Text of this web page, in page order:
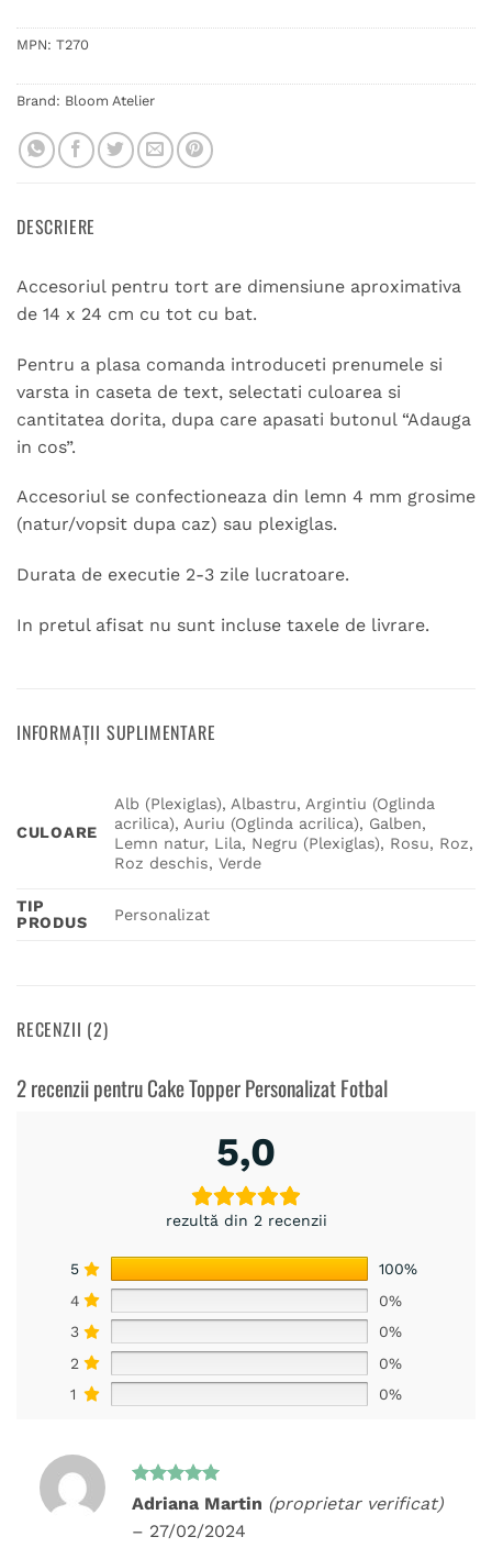
MPN: T270
Brand: Bloom Atelier
DESCRIERE
Accesoriul pentru tort are dimensiune aproximativa
de 14 x 24 cm cu tot cu bat.
Pentru a plasa comanda introduceti prenumele si
varsta in caseta de text, selectati culoarea si
cantitatea dorita, dupa care apasati butonul “Adauga
in cos”.
Accesoriul se confectioneaza din lemn 4 mm grosime
(natur/vopsit dupa caz) sau plexiglas.
Durata de executie 2-3 zile lucratoare.
In pretul afisat nu sunt incluse taxele de livrare.
INFORMAȚII SUPLIMENTARE
CULOARE
Alb (Plexiglas), Albastru, Argintiu (Oglinda
acrilica), Auriu (Oglinda acrilica), Galben,
Lemn natur, Lila, Negru (Plexiglas), Rosu, Roz,
Roz deschis, Verde
TIP
PRODUS
Personalizat
RECENZII (2)
2 recenzii pentruCake Topper Personalizat Fotbal
5,0
rezultă din 2 recenzii
5
100%
4
0%
3
0%
2
0%
1
0%
Evaluat la
Adriana Martin (proprietar verificat)
– 27/02/2024